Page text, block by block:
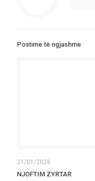
Postime të ngjashme
21/01/2026
NJOFTIM ZYRTAR